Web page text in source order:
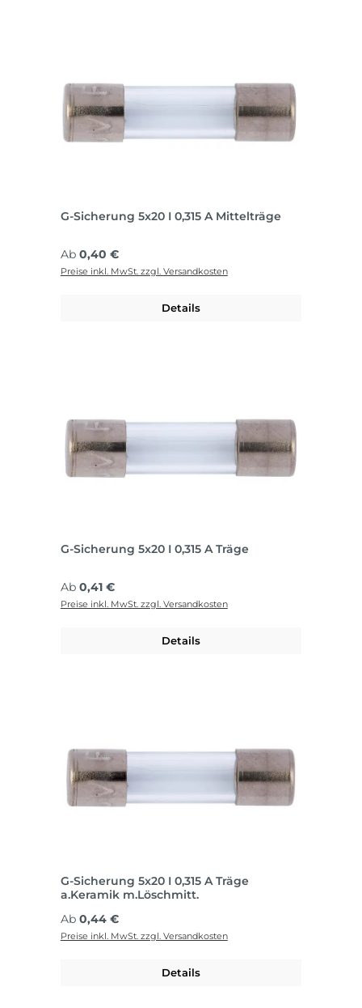
G-Sicherung 5x20 I 0,315 A Mittelträge
Regulärer Preis:
Ab 0,40 €
Preise inkl. MwSt. zzgl. Versandkosten
Details
G-Sicherung 5x20 I 0,315 A Träge
Regulärer Preis:
Ab 0,41 €
Preise inkl. MwSt. zzgl. Versandkosten
Details
G-Sicherung 5x20 I 0,315 A Träge
a.Keramik m.Löschmitt.
Regulärer Preis:
Ab 0,44 €
Preise inkl. MwSt. zzgl. Versandkosten
Details